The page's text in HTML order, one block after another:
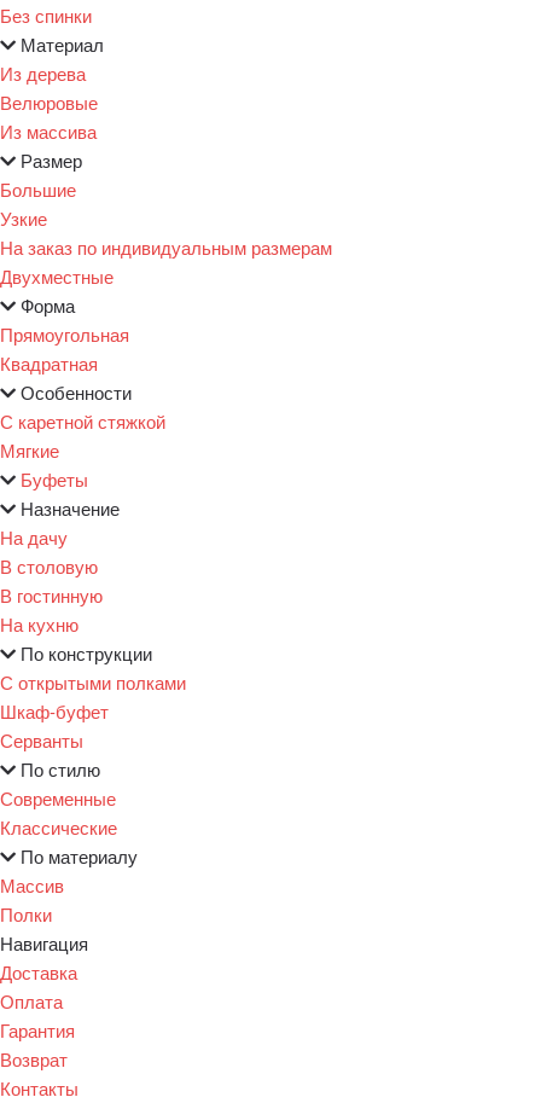
Без спинки
Материал
Из дерева
Велюровые
Из массива
Размер
Большие
Узкие
На заказ по индивидуальным размерам
Двухместные
Форма
Прямоугольная
Квадратная
Особенности
С каретной стяжкой
Мягкие
Буфеты
Назначение
На дачу
В столовую
В гостинную
На кухню
По конструкции
С открытыми полками
Шкаф-буфет
Серванты
По стилю
Современные
Классические
По материалу
Массив
Полки
Навигация
Доставка
Оплата
Гарантия
Возврат
Контакты